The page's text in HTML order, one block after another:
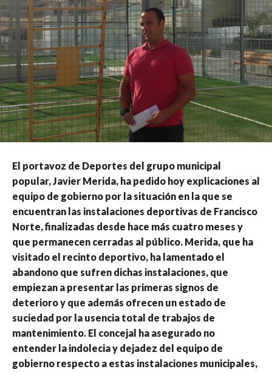
El portavoz de Deportes del grupo municipal
popular, Javier Merida, ha pedido hoy explicaciones al
equipo de gobierno por la situación en la que se
encuentran las instalaciones deportivas de Francisco
Norte, finalizadas desde hace más cuatro meses y
que permanecen cerradas al público. Merida, que ha
visitado el recinto deportivo, ha lamentado el
abandono que sufren dichas instalaciones, que
empiezan a presentar las primeras signos de
deterioro y que además ofrecen un estado de
suciedad por la usencia total de trabajos de
mantenimiento. El concejal ha asegurado no
entender la indolecia y dejadez del equipo de
gobierno respecto a estas instalaciones municipales,